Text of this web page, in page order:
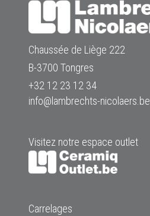
Chaussée de Liège 222
B-3700 Tongres
+32 12 23 12 34
info@lambrechts-nicolaers.be
Visitez notre espace outlet
Carrelages